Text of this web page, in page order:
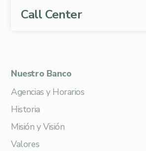
Call Center
Nuestro Banco
Agencias y Horarios
Historia
Misión y Visión
Valores